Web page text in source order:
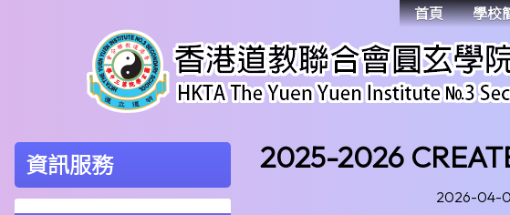
首頁 學校
資訊服務 2025-2026
2026-04-